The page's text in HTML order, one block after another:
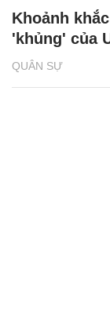
QUÂN SỰ
Khoảnh
'khủng' của